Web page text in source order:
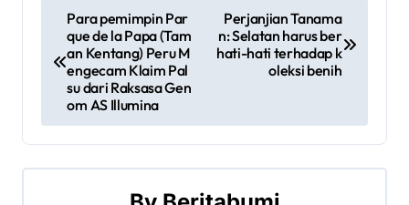
o
t
n
Para pemimpin Par
que de la Papa (Tam
an Kentang) Peru M
engecam Klaim Pal
su dari Raksasa Gen
om AS Illumina
Perjanjian Tanama
n: Selatan harus ber
hati-hati terhadap k
oleksi benih